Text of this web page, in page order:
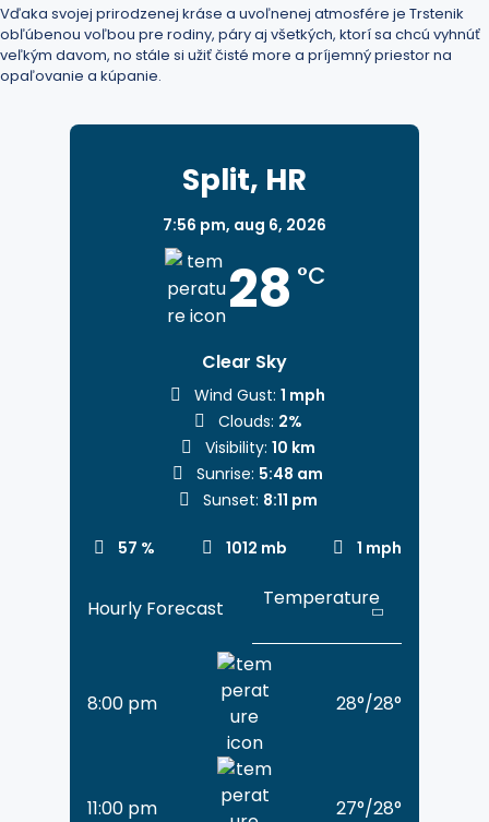
Vďaka svojej prirodzenej kráse a uvoľnenej atmosfére je Trstenik
obľúbenou voľbou pre rodiny, páry aj všetkých, ktorí sa chcú vyhnúť
veľkým davom, no stále si užiť čisté more a príjemný priestor na
opaľovanie a kúpanie.
Split, HR
7:56 pm, aug 6, 2026
28 °C
Clear Sky
57 % 1012 mb 1 mph
Wind Gust: 1 mph
Clouds: 2%
Visibility: 10 km
Sunrise: 5:48 am
Sunset: 8:11 pm
Hourly Forecast
8:00 pm 28°/28°
11:00 pm 27°/28°